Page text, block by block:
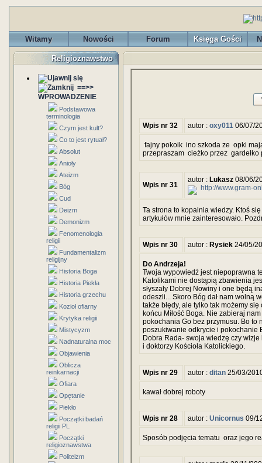
Witamy Nowości Forum Księga Gości
Religioznawstwo
==>>
WPROWADZENIE
Podstawowa
terminologia
Czym jest kult?
Co to jest rytuał?
Absolut
Anioły
Ateizm
Bóg
Cud
Deizm
Demonizm
Fenomenologia
religii
Fundamentalizm
religijny
Historia Boga
Historia Piekła
Historia grzechu
Kozioł ofiarny
Krytyka religii
Mistycyzm
Nadnaturalna moc
Objawienia
Oblicza
reinkarnacji
Ofiara
Opętanie
Piekło
Początki badań
religii PL
Początki
religioznawstwa
Politeizm
Wpis nr 32 autor : oxy01106/07/
fajny pokoik ino szkoda ze opki
przepraszam cieżko przez
Wpis nr 31
autor : Lukasz08/06/
http://www.gram-
Ta strona to kopalnia wiedzy. Ktoś
artykułów mnie zainteresowało.
Wpis nr 30 autor : Rysiek24/05/
Do Andrzeja!
Twoja wypowiedź jest niepoprawna
Katolikami nie dostąpią zbawienia
słyszały Dobrej Nowiny i one będą
odeszli... Skoro Bóg dał nam wolną
także błędy, ale tylko tak możemy
końcu Miłość Boga. Nie zabieraj
pokochania Go bez przymusu. Bo to
poszukiwanie odkrycie i pokochanie
Dobra Rada- swoja wiedzę czy
i doktorzy Kościoła Katolickiego.
Wpis nr 29 autor : ditan25/03/
kawał dobrej roboty
Wpis nr 28 autor : Unicornus 09/
Sposób podjęcia tematu oraz jego